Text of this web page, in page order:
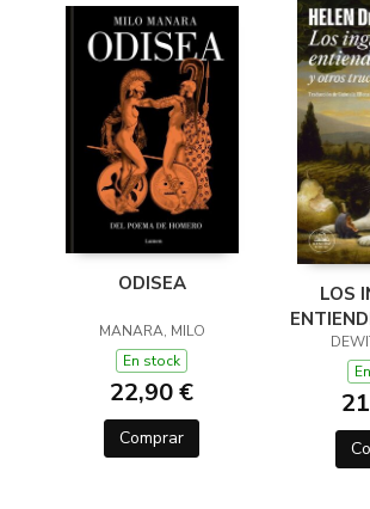
ODISEA
MANARA, MILO
En stock
22,90 €
Comprar
LOS
(Y